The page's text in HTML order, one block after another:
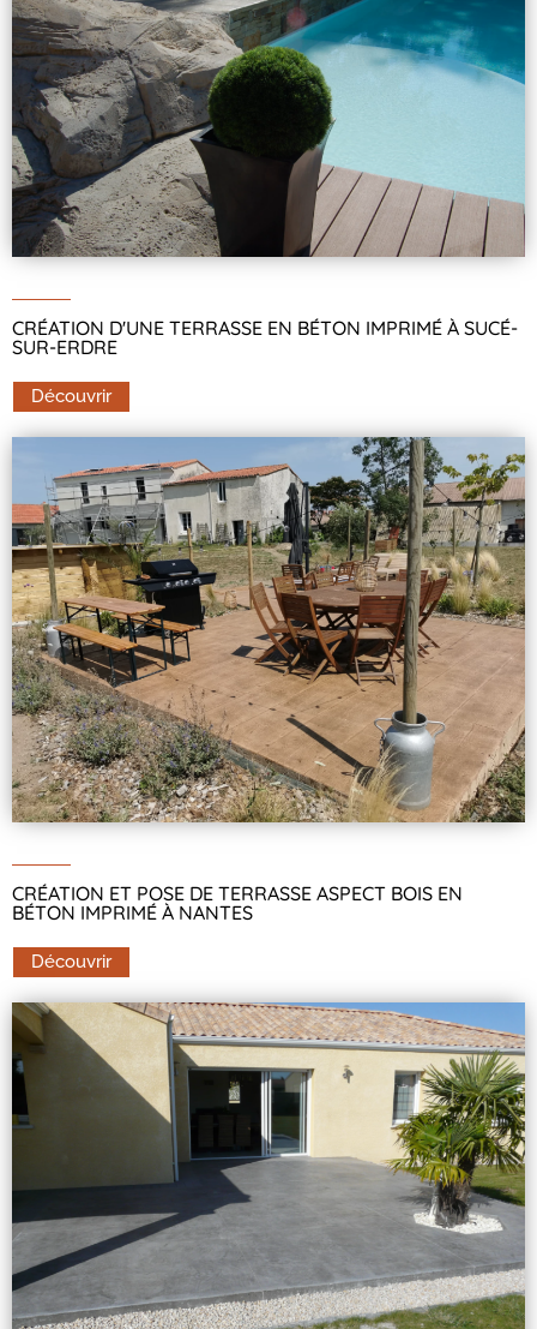
CRÉATION D'UNE TERRASSE EN BÉTON IMPRIMÉ À SUCÉ-
SUR-ERDRE
Découvrir
CRÉATION ET POSE DE TERRASSE ASPECT BOIS EN
BÉTON IMPRIMÉ À NANTES
Découvrir